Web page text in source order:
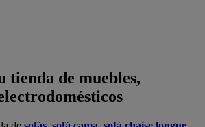
tienda de muebles,